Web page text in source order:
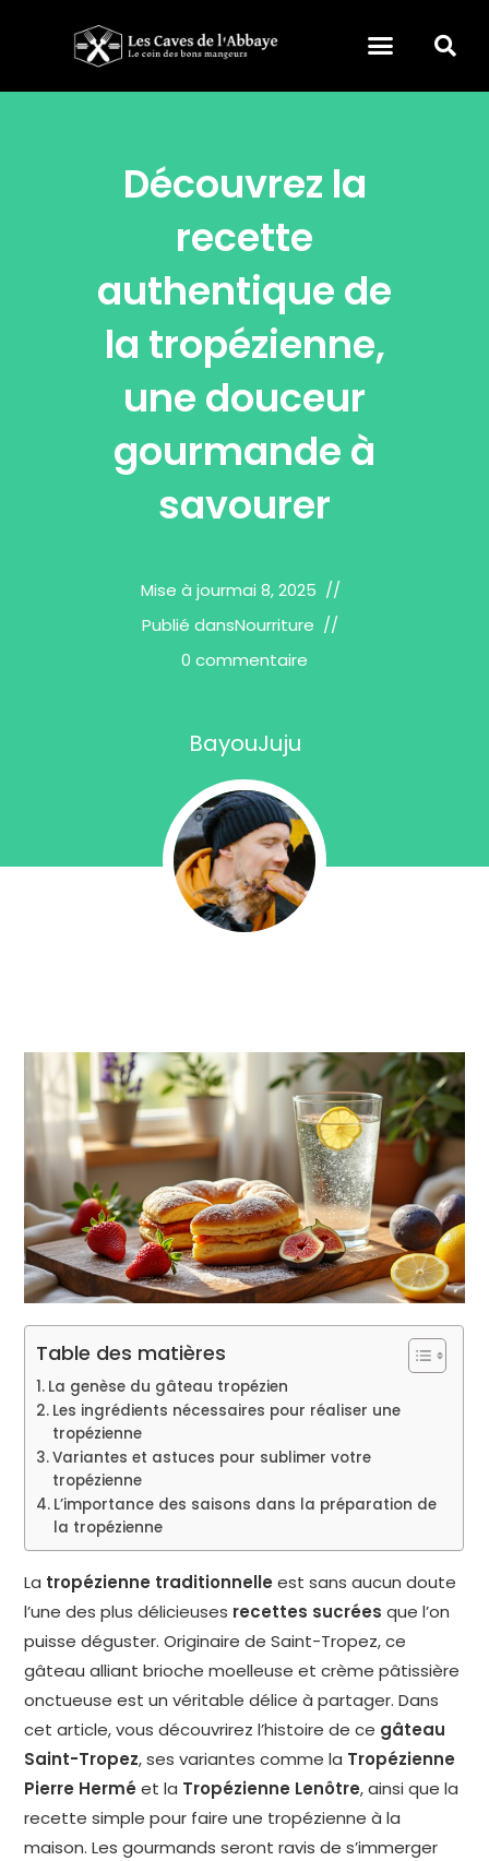
Découvrez la
recette
authentique de
la tropézienne,
une douceur
gourmande à
savourer
Mise à jourmai 8, 2025
Publié dansNourriture
0 commentaire
BayouJuju
Table des matières
La genèse du gâteau tropézien
Les ingrédients nécessaires pour réaliser une
tropézienne
Variantes et astuces pour sublimer votre
tropézienne
L’importance des saisons dans la préparation de
la tropézienne
La tropézienne traditionnelle est sans aucun doute
l’une des plus délicieuses recettes sucrées que l’on
puisse déguster. Originaire de Saint-Tropez, ce
gâteau alliant brioche moelleuse et crème pâtissière
onctueuse est un véritable délice à partager. Dans
cet article, vous découvrirez l’histoire de ce gâteau
Saint-Tropez, ses variantes comme la Tropézienne
Pierre Hermé et la Tropézienne Lenôtre, ainsi que la
recette simple pour faire une tropézienne à la
maison. Les gourmands seront ravis de s’immerger